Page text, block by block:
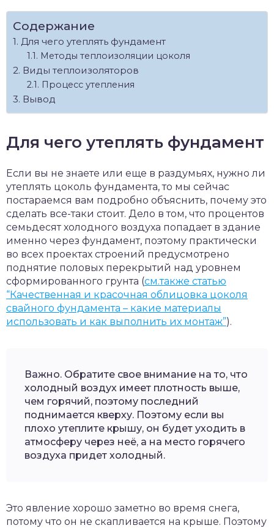
Содержание
Для чего утеплять фундамент
Методы теплоизоляции цоколя
Виды теплоизоляторов
Процесс утепления
Вывод
Для чего утеплять фундамент
Если вы не знаете или еще в раздумьях, нужно ли
утеплять цоколь фундамента, то мы сейчас
постараемся вам подробно объяснить, почему это
сделать все-таки стоит. Дело в том, что процентов
семьдесят холодного воздуха попадает в здание
именно через фундамент, поэтому практически
во всех проектах строений предусмотрено
поднятие половых перекрытий над уровнем
сформированного грунта (см.также статью
“Качественная и красочная облицовка цоколя
свайного фундамента – какие материалы
использовать и как выполнить их монтаж”).
Важно. Обратите свое внимание на то, что
холодный воздух имеет плотность выше,
чем горячий, поэтому последний
поднимается кверху. Поэтому если вы
плохо утеплите крышу, он будет уходить в
атмосферу через неё, а на место горячего
воздуха придет холодный.
Это явление хорошо заметно во время снега,
потому что он не скапливается на крыше. Поэтому